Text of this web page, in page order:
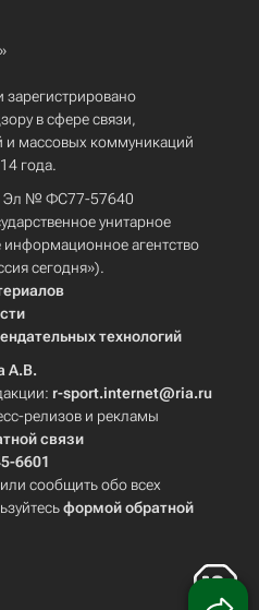
в сфере связи,
массовых коммуникаций
года.
Эл № ФС77-57640
унитарное
агентство
сегодня»).
технологий
А.В.
r-sport.internet@ria.ru
релизов и рекламы
связи
6601
сообщить обо всех
формой обратной